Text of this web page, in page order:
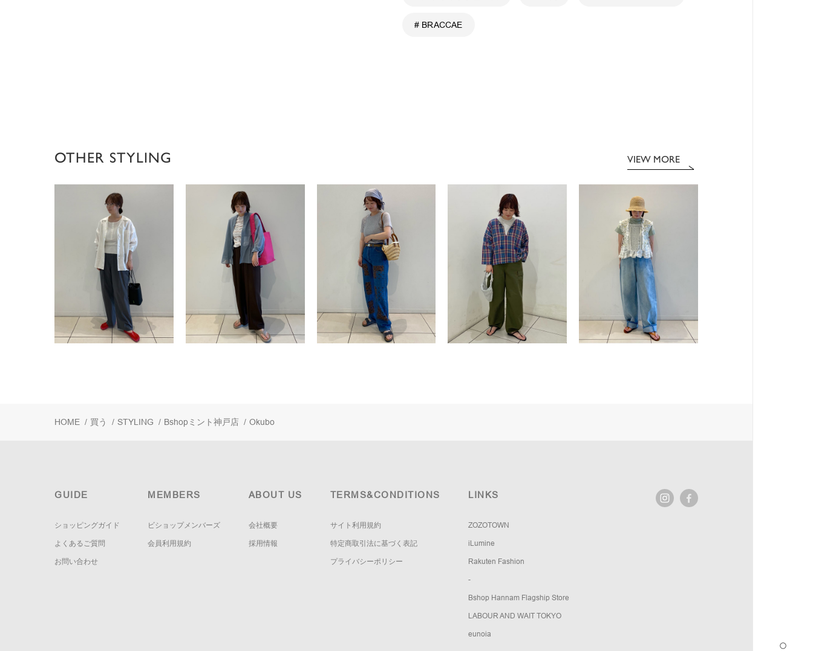
# BRACCAE
OTHER STYLING VIEW MORE
HOME / 買う / STYLING / Bshopミント神戸店 / Okubo
GUIDE
ショッピングガイド
よくあるご質問
お問い合わせ
MEMBERS
ビショップメンバーズ
会員利用規約
ABOUT US
会社概要
採用情報
TERMS&CONDITIONS
サイト利用規約
特定商取引法に基づく表記
プライバシーポリシー
LINKS
ZOZOTOWN
iLumine
Rakuten Fashion
-
Bshop Hannam Flagship Store
LABOUR AND WAIT TOKYO
eunoia